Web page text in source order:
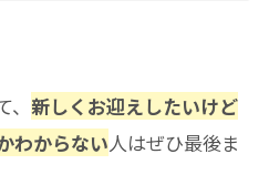
新しくお迎えしたいけど
わからない人はぜひ最後ま